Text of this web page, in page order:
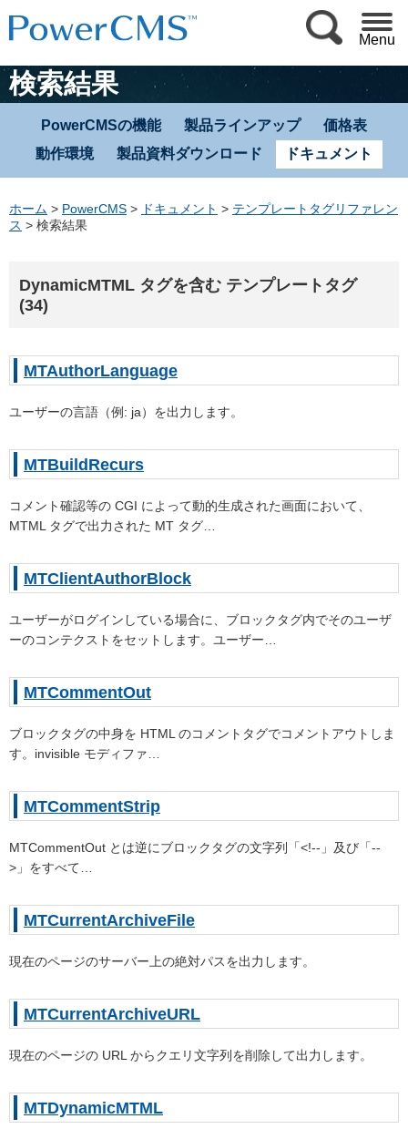
Menu
検索結果
PowerCMSの機能 製品ラインアップ
価格表
動作環境
製品資料ダウンロード ドキュメント
ホーム > PowerCMS > ドキュメント > テンプレートタグリファレン
ス > 検索結果
DynamicMTML タグを含む テンプレートタグ
(34)
MTAuthorLanguage
ユーザーの言語（例: ja）を出力します。
MTBuildRecurs
コメント確認等の CGI によって動的生成された画面において、
MTML タグで出力された MT タグ…
MTClientAuthorBlock
ユーザーがログインしている場合に、ブロックタグ内でそのユーザ
ーのコンテクストをセットします。ユーザー…
MTCommentOut
ブロックタグの中身を HTML のコメントタグでコメントアウトしま
す。invisible モディファ…
MTCommentStrip
MTCommentOut とは逆にブロックタグの文字列「<!--」及び「--
>」をすべて…
MTCurrentArchiveFile
現在のページのサーバー上の絶対パスを出力します。
MTCurrentArchiveURL
現在のページの URL からクエリ文字列を削除して出力します。
MTDynamicMTML